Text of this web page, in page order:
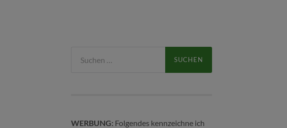
nach:
WERBUNG: Folgendes kennzeichne ich